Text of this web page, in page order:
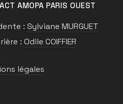
AMOPA PARIS OUEST
: Sylviane MURGUET
: Odile COIFFIER
légales